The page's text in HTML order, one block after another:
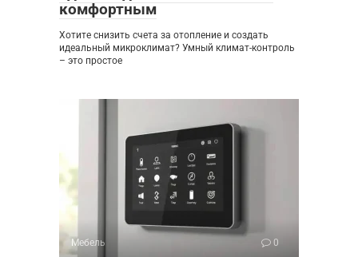
комфортным
Хотите снизить счета за отопление и создать
идеальный микроклимат? Умный климат-контроль
– это простое
Мебель 0